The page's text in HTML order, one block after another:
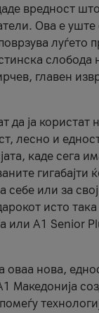
вредност
Ова е уште
луѓето
слобода
главен
да ја користат
лесно и
каде сега
гигабајти
себе или за
исто
или A1 Senior
оваа нова,
Македонија